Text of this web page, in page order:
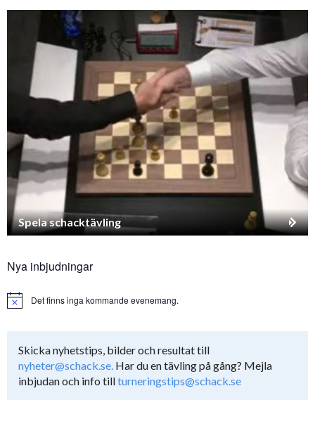
Spela schacktävling
Nya inbjudningar
Notice Det finns inga kommande evenemang.
Skicka nyhetstips, bilder och resultat till
nyheter@schack.se. Har du en tävling på gång? Mejla
inbjudan och info tillturneringstips@schack.se